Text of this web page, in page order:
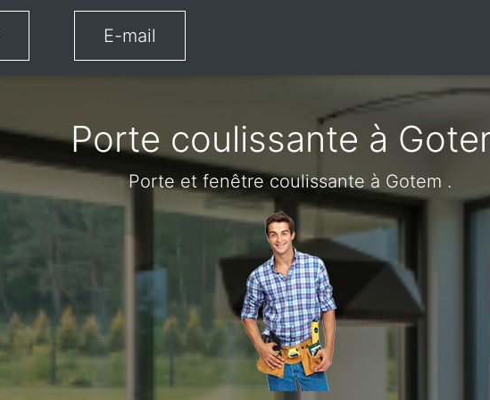
E-mail
Porte coulissante à
Porte et fenêtre coulissante à Gotem .